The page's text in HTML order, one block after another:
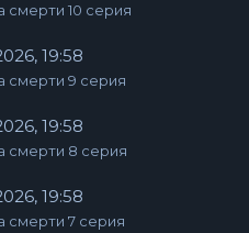
смерти 10 серия
19:58
смерти 9 серия
19:58
смерти 8 серия
19:58
смерти 7 серия